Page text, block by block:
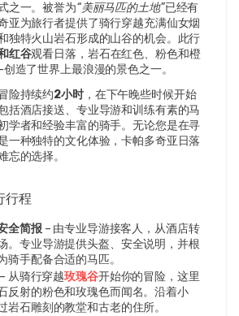
之一。被誉为“美丽马匹的土地”已经有
亚为旅行者提供了骑行穿越充满仙女烟
独特火山岩石形成的山谷的机会。此行
红谷观看日落，岩石在红色、粉色和橙
造了世界上最浪漫的景色之一。
险持续约2小时，在下午晚些时候开始
括酒店接送、专业导游和训练有素的马
学者和经验丰富的骑手。无论您是在寻
一种独特的文化体验，卡帕多奇亚日落
忘的选择。
行程
全简报 – 由专业导游接客人，从酒店转
。专业导游提供头盔、安全说明，并根
骑手配备合适的马匹。
从骑行穿越玫瑰谷开始你的冒险，这里
反射的粉色和玫瑰色而闻名。沿着小
岩石雕刻的教堂和古老的住所。